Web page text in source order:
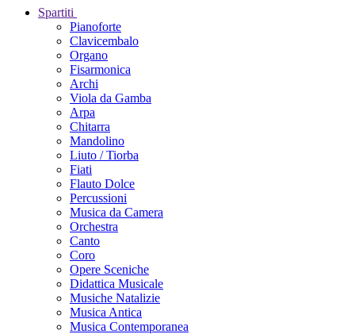
Spartiti
Pianoforte
Clavicembalo
Organo
Fisarmonica
Archi
Viola da Gamba
Arpa
Chitarra
Mandolino
Liuto / Tiorba
Fiati
Flauto Dolce
Percussioni
Musica da Camera
Orchestra
Canto
Coro
Opere Sceniche
Didattica Musicale
Musiche Natalizie
Musica Antica
Musica Contemporanea